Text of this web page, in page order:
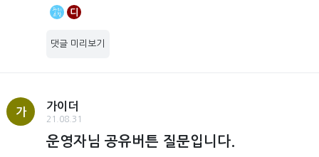
디
댓글 미리보기
가
가이더
21.08.31
운영자님 공유버튼 질문입니다.